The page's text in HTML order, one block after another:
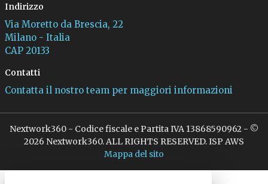
Indirizzo
Via Moretto da Brescia, 22
Milano - Italia
CAP 20133
Contatti
Contatta il nostro team per maggiori informazioni
Nextwork360 - Codice fiscale e Partita IVA 13868590962 - ©
2026 Nextwork360. ALL RIGHTS RESERVED. ISP AWS
Mappa del sito